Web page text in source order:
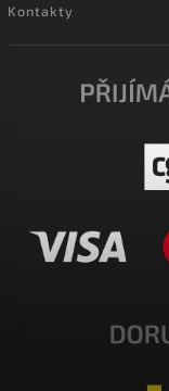
Kontakty